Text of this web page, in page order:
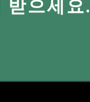
받으세요.